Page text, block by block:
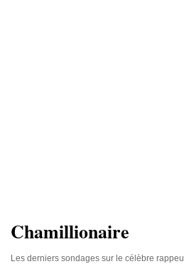
Chamillionaire
Les derniers sondages sur le célèbre